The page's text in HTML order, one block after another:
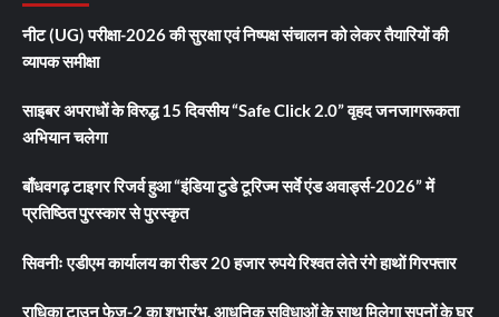
नीट (UG) परीक्षा-2026 की सुरक्षा एवं निष्पक्ष संचालन को लेकर तैयारियों की
व्यापक समीक्षा
साइबर अपराधों के विरुद्ध 15 दिवसीय “Safe Click 2.0” वृहद जनजागरूकता
अभियान चलेगा
बाँधवगढ़ टाइगर रिजर्व हुआ “इंडिया टुडे टूरिज्म सर्वे एंड अवार्ड्स-2026” में
प्रतिष्ठित पुरस्कार से पुरस्कृत
सिवनीः एडीएम कार्यालय का रीडर 20 हजार रुपये रिश्वत लेते रंगे हाथों गिरफ्तार
राधिका टाउन फेज-2 का शुभारंभ, आधुनिक सुविधाओं के साथ मिलेगा सपनों के घर